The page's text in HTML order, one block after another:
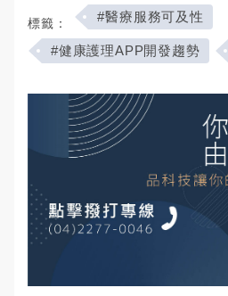
標籤： #醫療服務可及性
#健康護理APP開發趨勢